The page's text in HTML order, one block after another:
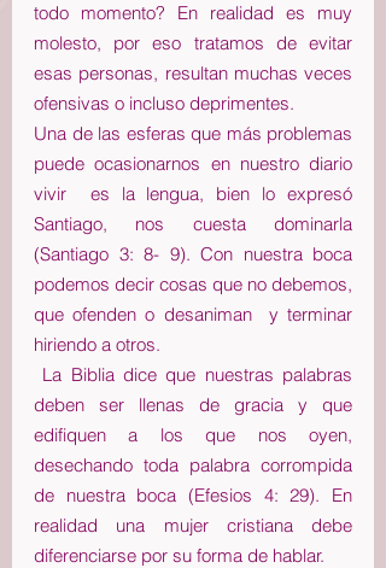
todo momento? En realidad es muy
molesto, por eso tratamos de evitar
esas personas, resultan muchas veces
ofensivas o incluso deprimentes.
Una de las esferas que más problemas
puede ocasionarnos en nuestro diario
vivir  es la lengua, bien lo expresó
Santiago, nos cuesta dominarla
(Santiago 3: 8- 9). Con nuestra boca
podemos decir cosas que no debemos,
que ofenden o desaniman  y terminar
hiriendo a otros.
deben ser llenas de gracia y que
edifiquen a los que nos oyen,
desechando toda palabra corrompida
de nuestra boca (Efesios 4: 29). En
realidad una mujer cristiana debe
diferenciarse por su forma de hablar.